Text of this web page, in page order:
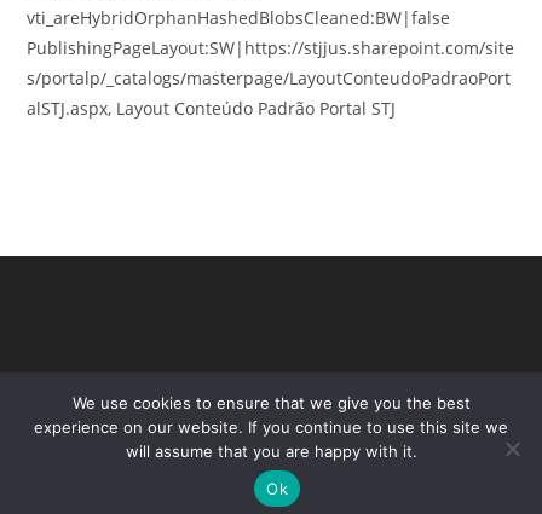
vti_areHybridOrphanHashedBlobsCleaned:BW|false
PublishingPageLayout:SW|https://stjjus.sharepoint.com/site
s/portalp/_catalogs/masterpage/LayoutConteudoPadraoPort
alSTJ.aspx, Layout Conteúdo Padrão Portal STJ
Copyright - WordPress Theme by OceanWP
We use cookies to ensure that we give you the best
experience on our website. If you continue to use this site we
will assume that you are happy with it.
Ok